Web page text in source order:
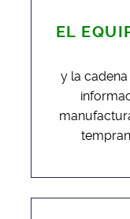
EL
y la